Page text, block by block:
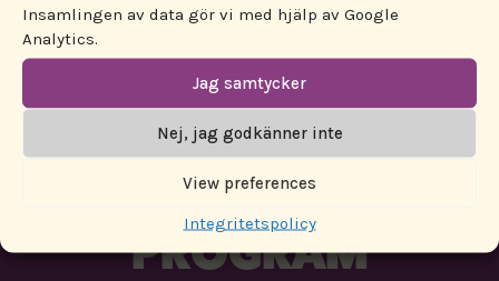
Insamlingen av data gör vi med hjälp av Google
Analytics.
Jag samtycker
Nej, jag godkänner inte
View preferences
Integritetspolicy
ENGAGERA DIG!
PROGRAM